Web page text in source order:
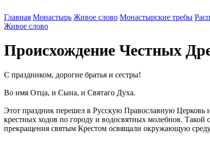
Главная Монастырь Живое слово Монастырские требы
Живое слово
Происхождение Честных
С праздником, дорогие братья и сестры!
Во имя Отца, и Сына, и Святаго Духа.
Этот праздник перешел в Русскую Православную Церковь
крестных ходов по городу и водосвятных молебнов.
прекращения святым Крестом освящали окружающую среду